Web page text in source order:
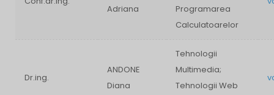
Adriana
Programarea
Calculatoarelor
Dr.ing.
ANDONE
Diana
Tehnologii
Multimedia;
Tehnologii Web